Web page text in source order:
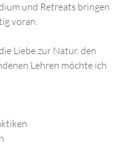
und Retreats bringen
voran.
Liebe zur Natur, den
Lehren möchte ich